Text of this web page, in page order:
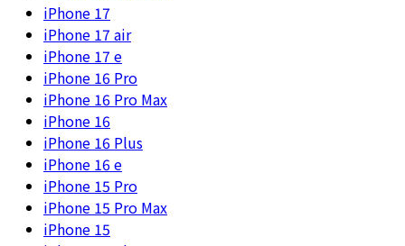
iPhone 17
iPhone 17 air
iPhone 17 e
iPhone 16 Pro
iPhone 16 Pro Max
iPhone 16
iPhone 16 Plus
iPhone 16 e
iPhone 15 Pro
iPhone 15 Pro Max
iPhone 15